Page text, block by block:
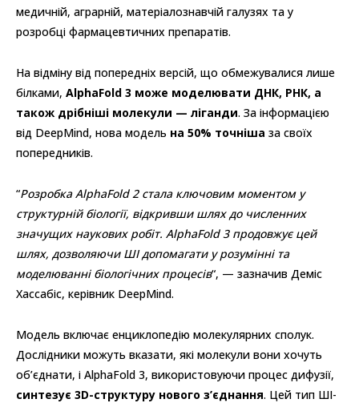
медичній, аграрній, матеріалознавчій галузях та у
розробці фармацевтичних препаратів.
На відміну від попередніх версій, що обмежувалися лише
білками, AlphaFold 3 може моделювати ДНК, РНК, а
також дрібніші молекули — ліганди. За інформацією
від DeepMind, нова модель на 50% точніша за своїх
попередників.
“Розробка AlphaFold 2 стала ключовим моментом у
структурній біології, відкривши шлях до численних
значущих наукових робіт. AlphaFold 3 продовжує цей
шлях, дозволяючи ШІ допомагати у розумінні та
моделюванні біологічних процесів“, — зазначив Деміс
Хассабіс, керівник DeepMind.
Модель включає енциклопедію молекулярних сполук.
Дослідники можуть вказати, які молекули вони хочуть
об’єднати, і AlphaFold 3, використовуючи процес дифузії,
синтезує 3D-структуру нового з’єднання. Цей тип ШІ-